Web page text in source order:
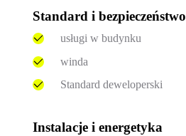
Standard i bezpieczeństwo
usługi w budynku
winda
Standard deweloperski
Instalacje i energetyka